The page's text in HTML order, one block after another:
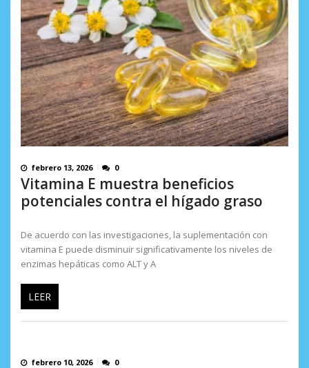
febrero 13, 2026 0
Vitamina E muestra beneficios
potenciales contra el hígado graso
De acuerdo con las investigaciones, la suplementación con
vitamina E puede disminuir significativamente los niveles de
enzimas hepáticas como ALT y A
LEER
febrero 10, 2026 0